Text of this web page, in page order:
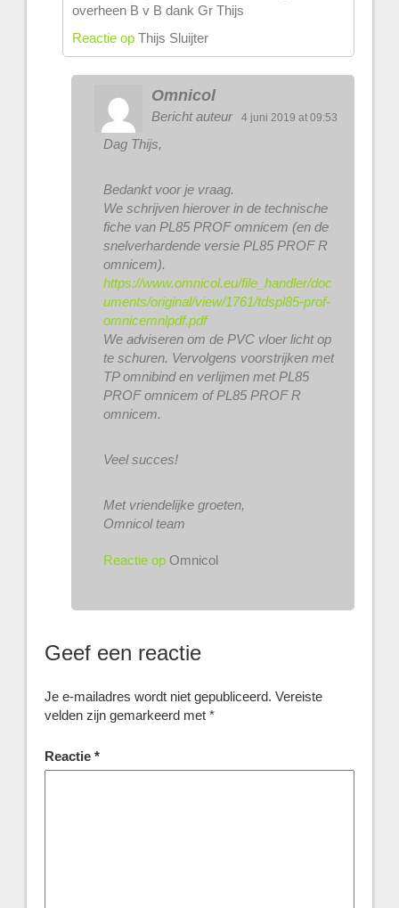
overheen B v B dank Gr Thijs
Reactie op Thijs Sluijter
Omnicol
Bericht auteur 4 juni 2019 at 09:53
Dag Thijs,
Bedankt voor je vraag.
We schrijven hierover in de technische
fiche van PL85 PROF omnicem (en de
snelverhardende versie PL85 PROF R
omnicem).
https://www.omnicol.eu/file_handler/doc
uments/original/view/1761/tdspl85-prof-
omnicemnlpdf.pdf
We adviseren om de PVC vloer licht op
te schuren. Vervolgens voorstrijken met
TP omnibind en verlijmen met PL85
PROF omnicem of PL85 PROF R
omnicem.
Veel succes!
Met vriendelijke groeten,
Omnicol team
Reactie op Omnicol
Geef een reactie
Je e-mailadres wordt niet gepubliceerd. Vereiste
velden zijn gemarkeerd met *
Reactie *